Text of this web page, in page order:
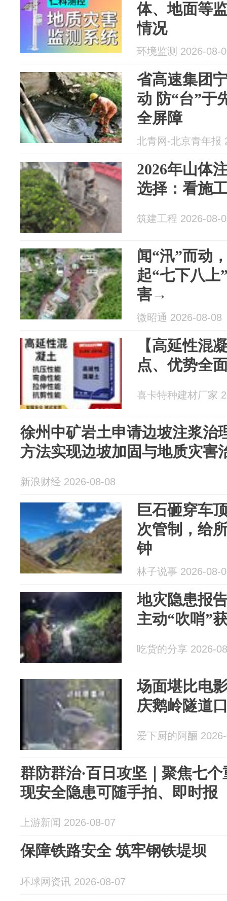
体、地面等
情况
环境监测 2026-08-
省高速集团
动 防“台”于
全屏障
北青网-北京青年报
2026年山体
选择：看施
筑建工程 2026-08-
闻“汛”而动
起“七下八上
害→
微昭通 2026-08-08
【高延性混
点、优势全
喜卡特种建材厂家
徐州中矿岩土申请边坡注浆治
方法实现边坡加固与地质灾害
新浪财经 2026-08-08
巨石砸穿车
次管制，给
钟
林子说事 2026-08-
地灾隐患报
主动“吹哨”
吃货的分享 2026-
场面堪比电
庆鹅岭隧道
爱下厨的阿酾
群防群治·百日攻坚｜聚焦七
现安全隐患可随手拍、即时报
上游新闻 2026-08-07
保障铁路安全 筑牢钢铁堤坝
环球网资讯 2026-08-07